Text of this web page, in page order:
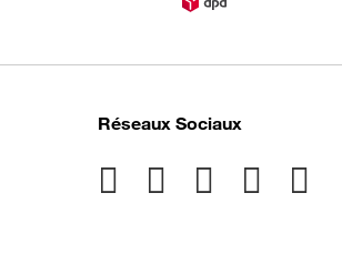
Réseaux Sociaux